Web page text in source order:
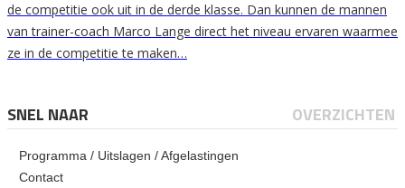
de competitie ook uit in de derde klasse. Dan kunnen de mannen
van trainer-coach Marco Lange direct het niveau ervaren waarmee
ze in de competitie te maken…
SNEL NAAR OVERZICHTEN
Programma / Uitslagen / Afgelastingen
Contact